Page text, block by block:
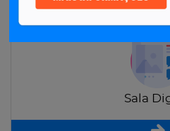
Sala